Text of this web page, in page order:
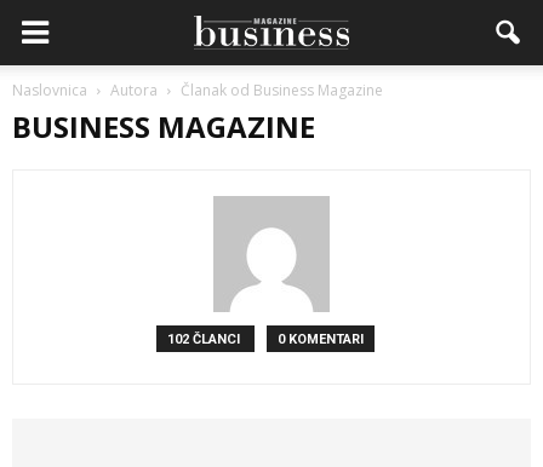
Naslovnica Autora Članak od Business Magazine
BUSINESS MAGAZINE
102 ČLANCI 0 KOMENTARI